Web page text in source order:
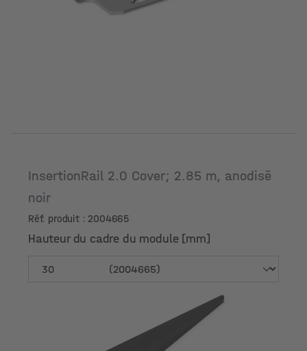
InsertionRail 2.0 Cover; 2.85 m, anodisé
noir
Réf. produit : 2004665
Hauteur du cadre du module [mm]
Hauteur du cadre du module [mm]